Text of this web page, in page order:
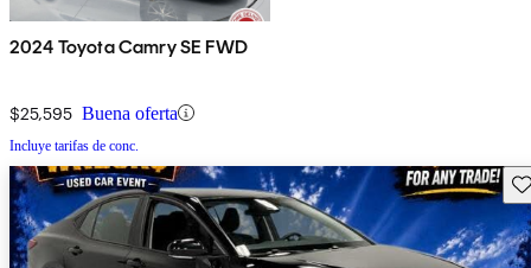
2024 Toyota Camry SE FWD
$25,595 Buena oferta
Incluye tarifas de conc.